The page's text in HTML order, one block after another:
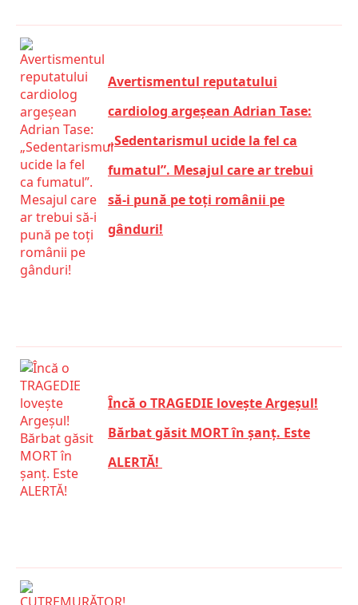
Avertismentul reputatului
cardiolog argeșean Adrian Tase:
„Sedentarismul ucide la fel ca
fumatul”. Mesajul care ar trebui
să-i pună pe toți românii pe
gânduri!
Încă o TRAGEDIE lovește Argeșul!
Bărbat găsit MORT în șanț. Este
ALERTĂ!